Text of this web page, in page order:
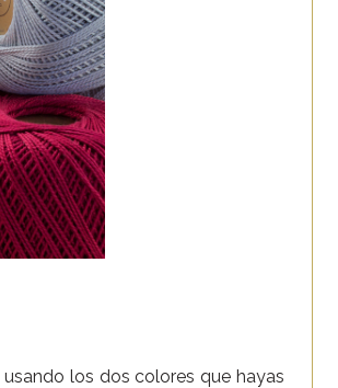
usando los dos colores que hayas